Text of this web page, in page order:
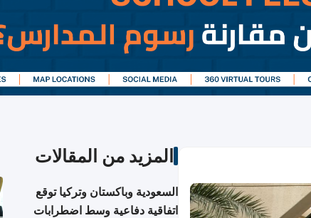
المزيد من المقالات
السعودية وباكستان وتركيا توقع
اتفاقية دفاعية وسط اضطرابات